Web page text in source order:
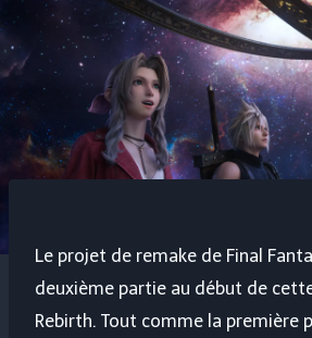
Le projet de remake de Final
deuxième partie au début de
Rebirth. Tout comme la première